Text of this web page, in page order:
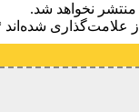
نخواهد شد.
علامت‌گذاری شده‌اند